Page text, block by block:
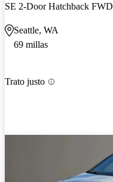
SE 2-Door Hatchback FWD
Seattle, WA
69 millas
Trato justo